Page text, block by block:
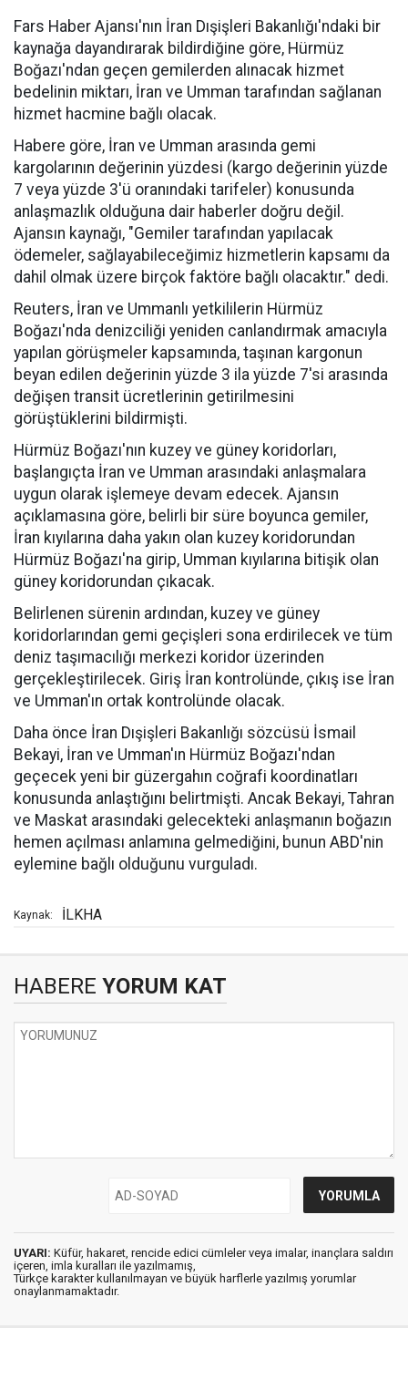
Fars Haber Ajansı'nın İran Dışişleri Bakanlığı'ndaki bir
kaynağa dayandırarak bildirdiğine göre, Hürmüz
Boğazı'ndan geçen gemilerden alınacak hizmet
bedelinin miktarı, İran ve Umman tarafından sağlanan
hizmet hacmine bağlı olacak.
Habere göre, İran ve Umman arasında gemi
kargolarının değerinin yüzdesi (kargo değerinin yüzde
7 veya yüzde 3'ü oranındaki tarifeler) konusunda
anlaşmazlık olduğuna dair haberler doğru değil.
Ajansın kaynağı, "Gemiler tarafından yapılacak
ödemeler, sağlayabileceğimiz hizmetlerin kapsamı da
dahil olmak üzere birçok faktöre bağlı olacaktır." dedi.
Reuters, İran ve Ummanlı yetkililerin Hürmüz
Boğazı'nda denizciliği yeniden canlandırmak amacıyla
yapılan görüşmeler kapsamında, taşınan kargonun
beyan edilen değerinin yüzde 3 ila yüzde 7'si arasında
değişen transit ücretlerinin getirilmesini
görüştüklerini bildirmişti.
Hürmüz Boğazı'nın kuzey ve güney koridorları,
başlangıçta İran ve Umman arasındaki anlaşmalara
uygun olarak işlemeye devam edecek. Ajansın
açıklamasına göre, belirli bir süre boyunca gemiler,
İran kıyılarına daha yakın olan kuzey koridorundan
Hürmüz Boğazı'na girip, Umman kıyılarına bitişik olan
güney koridorundan çıkacak.
Belirlenen sürenin ardından, kuzey ve güney
koridorlarından gemi geçişleri sona erdirilecek ve tüm
deniz taşımacılığı merkezi koridor üzerinden
gerçekleştirilecek. Giriş İran kontrolünde, çıkış ise İran
ve Umman'ın ortak kontrolünde olacak.
Daha önce İran Dışişleri Bakanlığı sözcüsü İsmail
Bekayi, İran ve Umman'ın Hürmüz Boğazı'ndan
geçecek yeni bir güzergahın coğrafi koordinatları
konusunda anlaştığını belirtmişti. Ancak Bekayi, Tahran
ve Maskat arasındaki gelecekteki anlaşmanın boğazın
hemen açılması anlamına gelmediğini, bunun ABD'nin
eylemine bağlı olduğunu vurguladı.
Kaynak: İLKHA
HABERE YORUM KAT
UYARI: Küfür, hakaret, rencide edici cümleler veya imalar, inançlara saldırı
içeren, imla kuralları ile yazılmamış,
Türkçe karakter kullanılmayan ve büyük harflerle yazılmış yorumlar
onaylanmamaktadır.